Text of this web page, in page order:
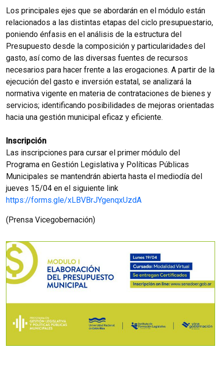
Los principales ejes que se abordarán en el módulo están
relacionados a las distintas etapas del ciclo presupuestario,
poniendo énfasis en el análisis de la estructura del
Presupuesto desde la composición y particularidades del
gasto, así como de las diversas fuentes de recursos
necesarios para hacer frente a las erogaciones. A partir de la
ejecución del gasto e inversión estatal, se analizará la
normativa vigente en materia de contrataciones de bienes y
servicios; identificando posibilidades de mejoras orientadas
hacia una gestión municipal eficaz y eficiente.
Inscripción
Las inscripciones para cursar el primer módulo del
Programa en Gestión Legislativa y Políticas Públicas
Municipales se mantendrán abierta hasta el mediodía del
jueves 15/04 en el siguiente link
https://forms.gle/xLBVBrJYgenqxUzdA
(Prensa Vicegobernación)